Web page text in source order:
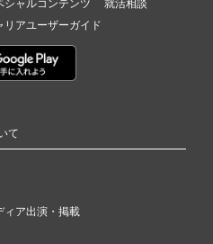
シャルコンテンツ
就活相談
リアユーザーガイド
て
ィア出演・掲載